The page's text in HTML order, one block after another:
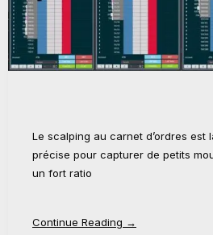
Le scalping au carnet d’ordres est
précise pour capturer de petits
un fort ratio
Continue Reading →